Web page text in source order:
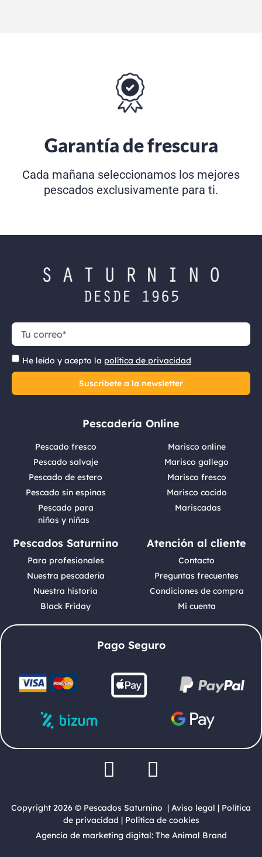
Garantía de frescura
Cada mañana seleccionamos los mejores
pescados exclusivamente para ti.
He leído y acepto la política de privacidad
Suscríbete a la newsletter
Pescadería Online
Pescado fresco
Pescado salvaje
Pescado de estero
Pescado sin espinas
Pescado para
niños y niñas
Marisco online
Marisco gallego
Marisco fresco
Marisco cocido
Mariscadas
Pescados Saturnino
Para profesionales
Nuestra pescadería
Nuestra historia
Black Friday
Atención al cliente
Contacto
Preguntas frecuentes
Condiciones de compra
Mi cuenta
Pago Seguro
Copyright 2026 © Pescados Saturnino | Aviso legal | Política
de privacidad | Política de cookies
Agencia de marketing digital: The Animal Brand